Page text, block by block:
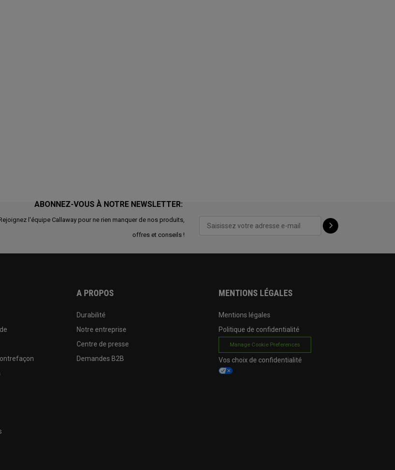
ABONNEZ-VOUS À NOTRE NEWSLETTER:
l'équipe Callaway pour ne rien manquer de nos produits,
offres et conseils !
A PROPOS
Durabilité
Notre entreprise
Centre de presse
Demandes B2B
MENTIONS LÉGALES
Mentions légales
Politique de confidentialité
Manage Cookie Preferences
Vos choix de confidentialité